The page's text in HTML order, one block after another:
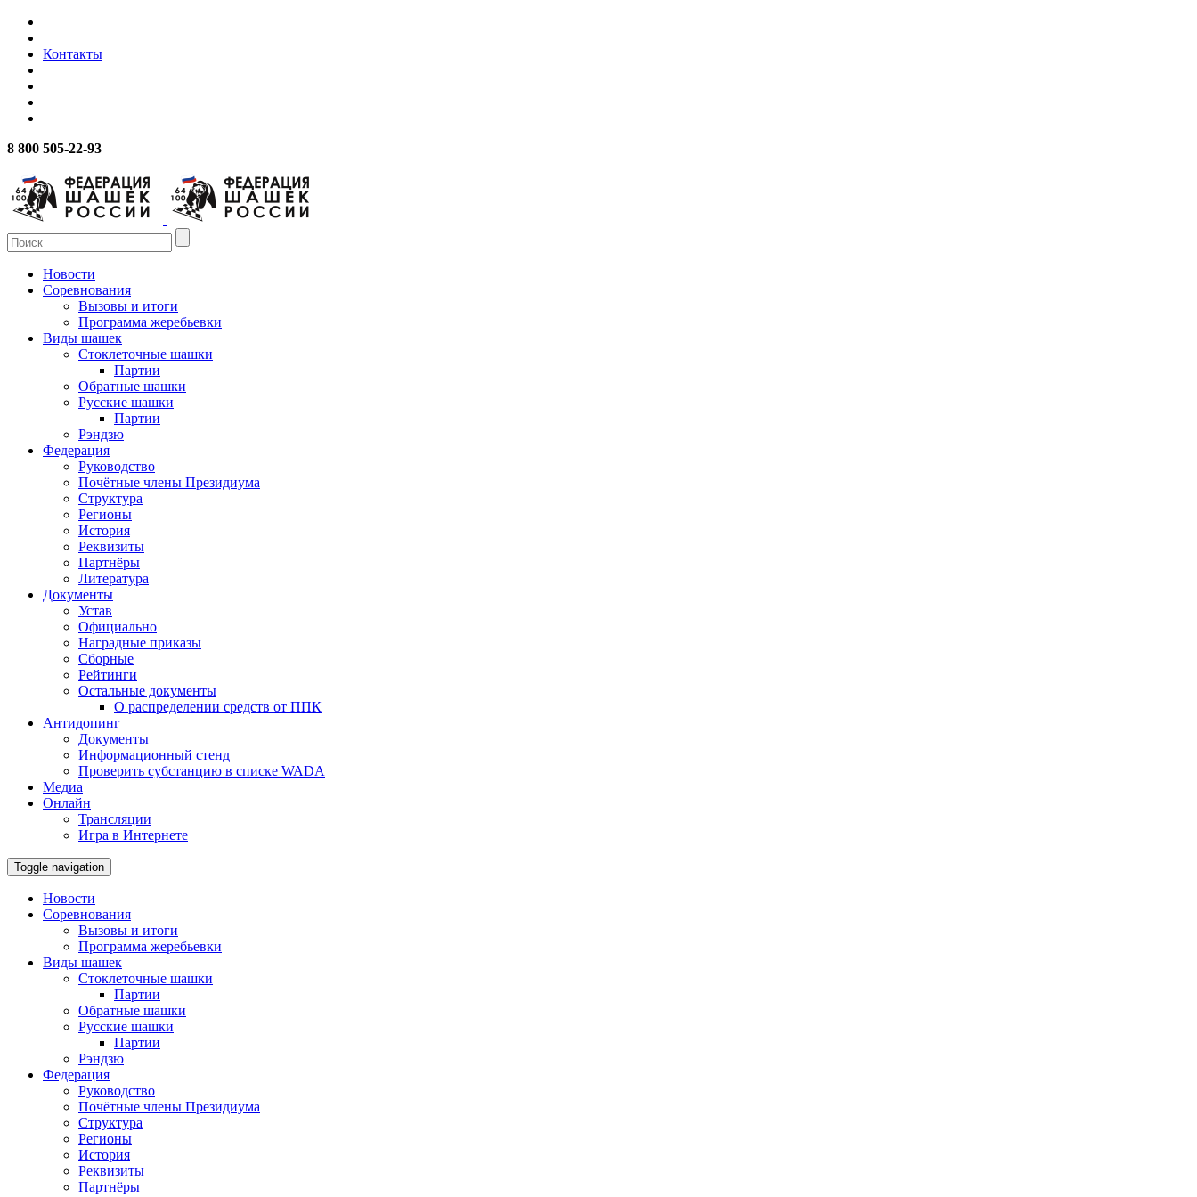
Контакты
8 800 505-22-93
Новости
Соревнования
Вызовы и итоги
Программа жеребьевки
Виды шашек
Стоклеточные шашки
Партии
Обратные шашки
Русские шашки
Партии
Рэндзю
Федерация
Руководство
Почётные члены Президиума
Структура
Регионы
История
Реквизиты
Партнёры
Литература
Документы
Устав
Официально
Наградные приказы
Сборные
Рейтинги
Остальные документы
О распределении средств от ППК
Антидопинг
Документы
Информационный стенд
Проверить субстанцию в списке WADA
Медиа
Онлайн
Трансляции
Игра в Интернете
Toggle navigation
Новости
Соревнования
Вызовы и итоги
Программа жеребьевки
Виды шашек
Стоклеточные шашки
Партии
Обратные шашки
Русские шашки
Партии
Рэндзю
Федерация
Руководство
Почётные члены Президиума
Структура
Регионы
История
Реквизиты
Партнёры